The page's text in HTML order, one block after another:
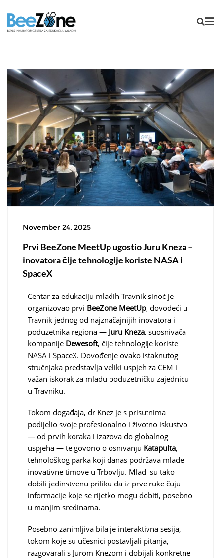
November 24, 2025
Prvi BeeZone MeetUp ugostio Juru Kneza –
inovatora čije tehnologije koriste NASA i
SpaceX
Centar za edukaciju mladih Travnik sinoć je
organizovao prvi BeeZone MeetUp, dovodeći u
Travnik jednog od najznačajnijih inovatora i
poduzetnika regiona — Juru Kneza, suosnivača
kompanije Dewesoft, čije tehnologije koriste
NASA i SpaceX. Dovođenje ovako istaknutog
stručnjaka predstavlja veliki uspjeh za CEM i
važan iskorak za mladu poduzetničku zajednicu
u Travniku.
Tokom događaja, dr Knez je s prisutnima
podijelio svoje profesionalno i životno iskustvo
— od prvih koraka i izazova do globalnog
uspjeha — te govorio o osnivanju Katapulta,
tehnološkog parka koji danas podržava mlade
inovativne timove u Trbovlju. Mladi su tako
dobili jedinstvenu priliku da iz prve ruke čuju
informacije koje se rijetko mogu dobiti, posebno
u manjim sredinama.
Posebno zanimljiva bila je interaktivna sesija,
tokom koje su učesnici postavljali pitanja,
razgovarali s Jurom Knezom i dobijali konkretne